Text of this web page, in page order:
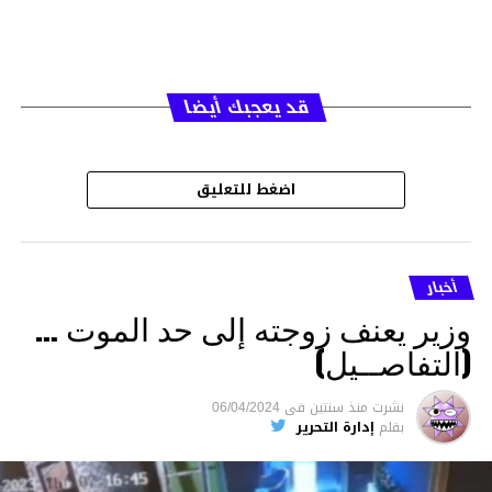
قد يعجبك أيضا
اضغط للتعليق
أخبار
وزير يعنف زوجته إلى حد الموت …
(التفاصــيل)
نشرت منذ سنتين فى 06/04/2024
بقلم إدارة التحرير